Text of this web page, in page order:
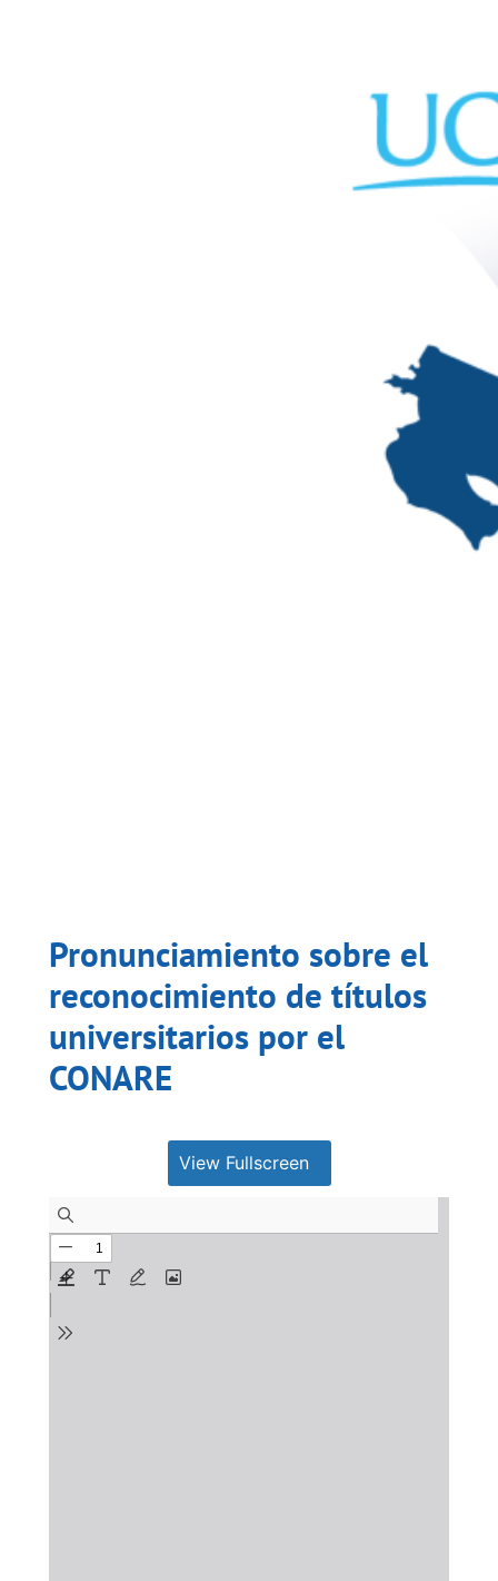
Pronunciamiento sobre el
reconocimiento de títulos
universitarios por el
CONARE
View Fullscreen